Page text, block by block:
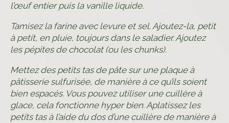
l’œuf entier puis la vanille liquide.
Tamisez la farine avec levure et sel. Ajoutez-la, petit
à petit, en pluie, toujours dans le saladier. Ajoutez
les pépites de chocolat (ou les chunks).
Mettez des petits tas de pâte sur une plaque à
pâtisserie sulfurisée, de manière à ce qu’ils soient
bien espacés. Vous pouvez utiliser une cuillère à
glace, cela fonctionne hyper bien. Aplatissez les
petits tas à l’aide du dos d’une cuillère de manière à